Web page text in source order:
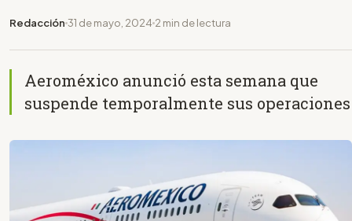
Redacción 31 de mayo, 2024 2 min de lectura
Aeroméxico anunció esta semana que
suspende temporalmente sus operaciones